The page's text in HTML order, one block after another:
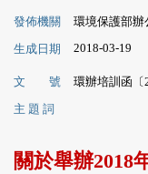
發佈機關
環境保護部辦
生成日期
2018-03-19
文 號
環辦培訓函〔
主 題 詞
關於舉辦2018